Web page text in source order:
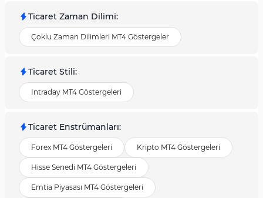
Ticaret Zaman Dilimi:
Çoklu Zaman Dilimleri MT4 Göstergeler
Ticaret Stili:
Intraday MT4 Göstergeleri
Ticaret Enstrümanları:
Forex MT4 Göstergeleri Kripto MT4 Göstergeleri
Hisse Senedi MT4 Göstergeleri
Emtia Piyasası MT4 Göstergeleri